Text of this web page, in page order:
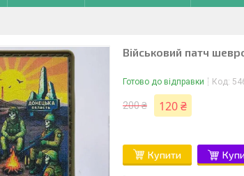
Військовий патч
Готово до відправки Код:
200 ₴ 120 ₴
Купити